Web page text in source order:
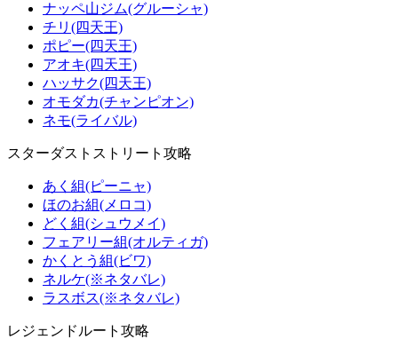
ナッペ山ジム(グルーシャ)
チリ(四天王)
ポピー(四天王)
アオキ(四天王)
ハッサク(四天王)
オモダカ(チャンピオン)
ネモ(ライバル)
スターダストストリート攻略
あく組(ピーニャ)
ほのお組(メロコ)
どく組(シュウメイ)
フェアリー組(オルティガ)
かくとう組(ビワ)
ネルケ(※ネタバレ)
ラスボス(※ネタバレ)
レジェンドルート攻略